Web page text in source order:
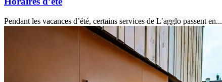
Pendant les vacances d’été, certains services de L’agglo passent en...